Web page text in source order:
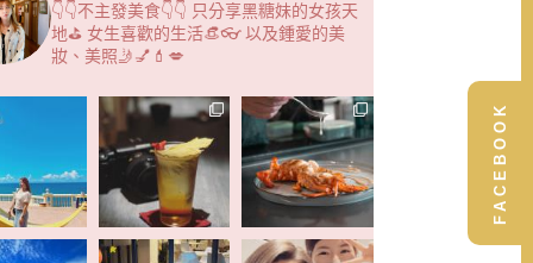
👇👇不主發美食👇👇 只分享黑糖妹的女孩天
地⛳️ 女生喜歡的生活👒👓 以及鍾愛的美
妝、美照🤳💅💄💋
FACEBOOK